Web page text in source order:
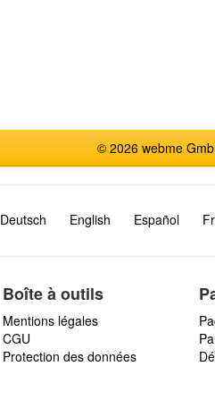
© 2026 webme
Deutsch English Español
Boîte à outils
Mentions légales
CGU
Protection des données